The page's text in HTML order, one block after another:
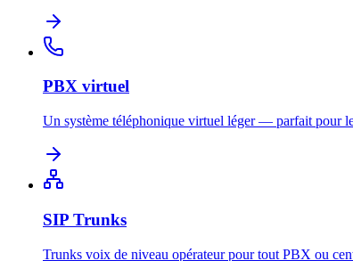
PBX virtuel
Un système téléphonique virtuel léger — parfait pour
SIP Trunks
Trunks voix de niveau opérateur pour tout PBX ou